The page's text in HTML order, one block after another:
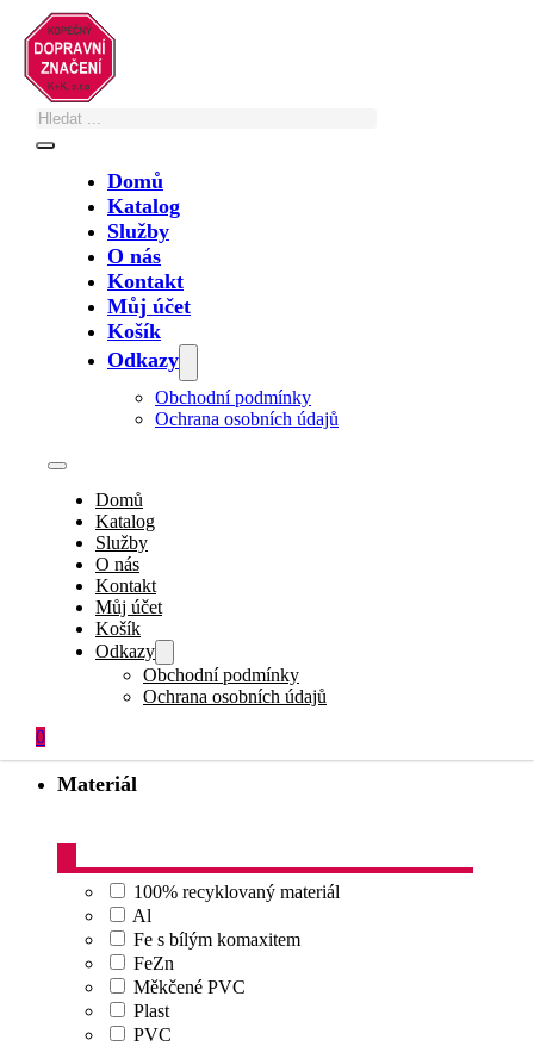
Přeskočit na hlavní obsah
Domů
Katalog
Služby
O nás
Kontakt
Můj účet
Košík
Odkazy
Obchodní podmínky
Ochrana osobních údajů
Domů
Katalog
Služby
O nás
Kontakt
Můj účet
Košík
Odkazy
Obchodní podmínky
Ochrana osobních údajů
0
Kategorie produktu
Dodatkové tabulky
Doporučené značky
Informativní značky jiné
Informativní značky zónové
Ostatní
Příkazové značky
Příslušenství + dopravní zařízení
Sloupek
Upravující přednost
Výstražné značky
Zákazové značky
Značky na přání
Zvýrazněné dopravní značky
Materiál
100% recyklovaný materiál
Al
Fe s bílým komaxitem
FeZn
Měkčené PVC
Plast
PVC